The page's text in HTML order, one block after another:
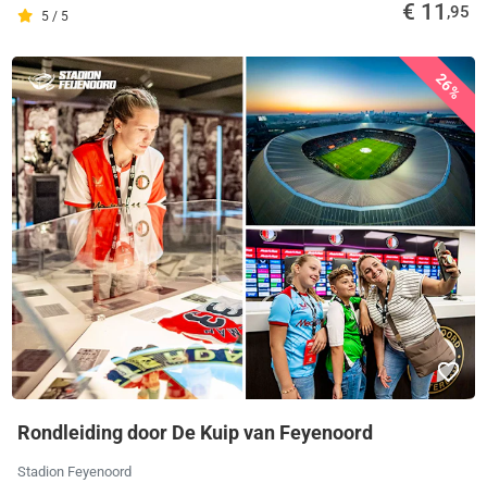
5 / 5 € 11 ,95
26%
Rondleiding door De Kuip van Feyenoord
Stadion Feyenoord